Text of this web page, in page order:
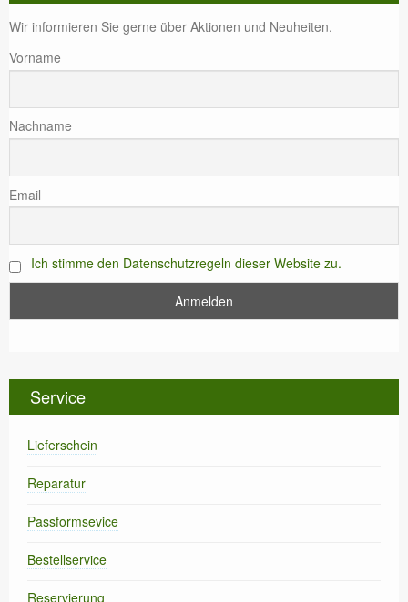
Wir informieren Sie gerne über Aktionen und Neuheiten.
Vorname
Nachname
Email
Ich stimme den Datenschutzregeln dieser Website zu.
Service
Lieferschein
Reparatur
Passformsevice
Bestellservice
Reservierung